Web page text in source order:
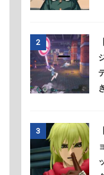
2
3